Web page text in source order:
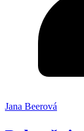
Jana Beerová